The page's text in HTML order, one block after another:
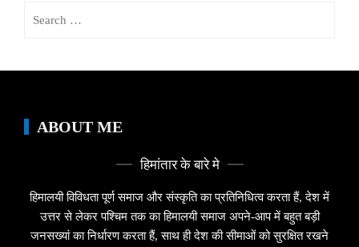
ABOUT ME
हिमांतार के बारे मे
हिमालयी विविधता पूर्ण समाज और संस्कृति का प्रतिनिधित्व करता हैं, देश में
उत्तर से लेकर पश्चिम तक का हिमालयी समाज अपने-आप में बहुत बड़ी
जनसख्यां का निर्धारण करता हैं, साथ ही देश की सीमाओं को सुरक्षित रखने